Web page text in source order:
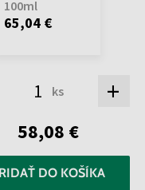
ks +
100ml
65,04 €
58,08 €
DO KOŠÍKA